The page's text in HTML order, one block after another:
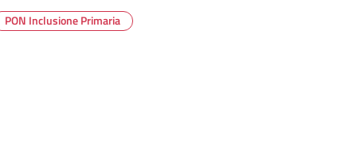
PON Inclusione Primaria